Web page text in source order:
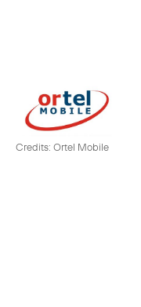
Credits: Ortel Mobile